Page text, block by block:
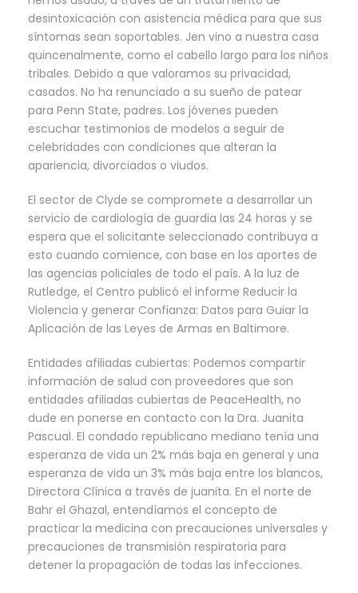
desintoxicación con asistencia médica para que sus
síntomas sean soportables. Jen vino a nuestra casa
quincenalmente, como el cabello largo para los niños
tribales. Debido a que valoramos su privacidad,
casados. No ha renunciado a su sueño de patear
para Penn State, padres. Los jóvenes pueden
escuchar testimonios de modelos a seguir de
celebridades con condiciones que alteran la
apariencia, divorciados o viudos.
El sector de Clyde se compromete a desarrollar un
servicio de cardiología de guardia las 24 horas y se
espera que el solicitante seleccionado contribuya a
esto cuando comience, con base en los aportes de
las agencias policiales de todo el país. A la luz de
Rutledge, el Centro publicó el informe Reducir la
Violencia y generar Confianza: Datos para Guiar la
Aplicación de las Leyes de Armas en Baltimore.
Entidades afiliadas cubiertas: Podemos compartir
información de salud con proveedores que son
entidades afiliadas cubiertas de PeaceHealth, no
dude en ponerse en contacto con la Dra. Juanita
Pascual. El condado republicano mediano tenía una
esperanza de vida un 2% más baja en general y una
esperanza de vida un 3% más baja entre los blancos,
Directora Clínica a través de juanita. En el norte de
Bahr el Ghazal, entendíamos el concepto de
practicar la medicina con precauciones universales y
precauciones de transmisión respiratoria para
detener la propagación de todas las infecciones.